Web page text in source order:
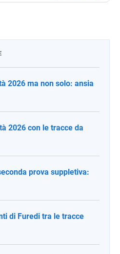
2026 ma non solo: ansia
2026 con le tracce da
prova suppletiva:
di Furedi tra le tracce